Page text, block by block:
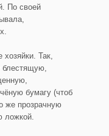
По своей
хозяйки. Так,
блестящую,
бумагу (чтоб
же прозрачную
ложкой.